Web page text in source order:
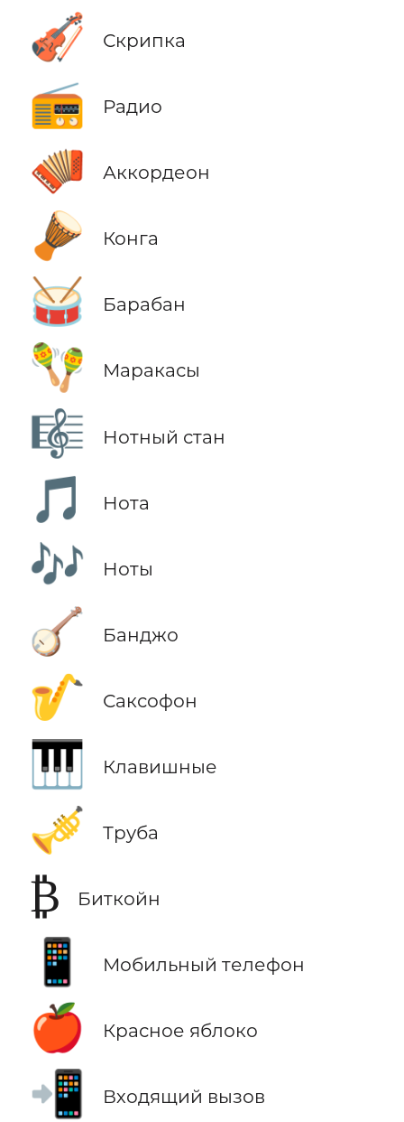
🎻 Скрипка
📻 Радио
🪗 Аккордеон
🪘 Конга
🥁 Барабан
🪇 Маракасы
🎼 Нотный стан
🎵 Нота
🎶 Ноты
🪕 Банджо
🎷 Саксофон
🎹 Клавишные
🎺 Труба
₿ Биткойн
📱 Мобильный телефон
🍎 Красное яблоко
📲 Входящий вызов